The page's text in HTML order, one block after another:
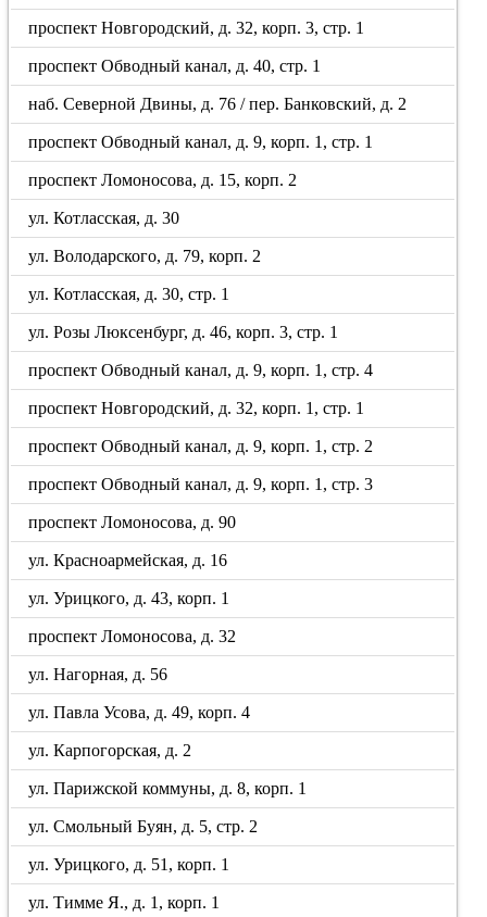
проспект Новгородский, д. 32, корп. 3, стр. 1
проспект Обводный канал, д. 40, стр. 1
наб. Северной Двины, д. 76 / пер. Банковский, д. 2
проспект Обводный канал, д. 9, корп. 1, стр. 1
проспект Ломоносова, д. 15, корп. 2
ул. Котласская, д. 30
ул. Володарского, д. 79, корп. 2
ул. Котласская, д. 30, стр. 1
ул. Розы Люксенбург, д. 46, корп. 3, стр. 1
проспект Обводный канал, д. 9, корп. 1, стр. 4
проспект Новгородский, д. 32, корп. 1, стр. 1
проспект Обводный канал, д. 9, корп. 1, стр. 2
проспект Обводный канал, д. 9, корп. 1, стр. 3
проспект Ломоносова, д. 90
ул. Красноармейская, д. 16
ул. Урицкого, д. 43, корп. 1
проспект Ломоносова, д. 32
ул. Нагорная, д. 56
ул. Павла Усова, д. 49, корп. 4
ул. Карпогорская, д. 2
ул. Парижской коммуны, д. 8, корп. 1
ул. Смольный Буян, д. 5, стр. 2
ул. Урицкого, д. 51, корп. 1
ул. Тимме Я., д. 1, корп. 1